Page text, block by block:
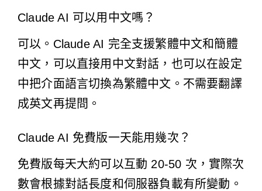
Claude AI 可以用中文嗎？
可以。Claude AI 完全支援繁體中文和簡體
中文，可以直接用中文對話，也可以在設定
中把介面語言切換為繁體中文。不需要翻譯
成英文再提問。
Claude AI 免費版一天能用幾次？
免費版每天大約可以互動 20-50 次，實際次
數會根據對話長度和伺服器負載有所變動。